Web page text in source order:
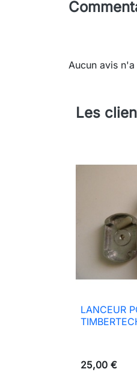
Aucun avis
Les

LANCEUR
25,00 €